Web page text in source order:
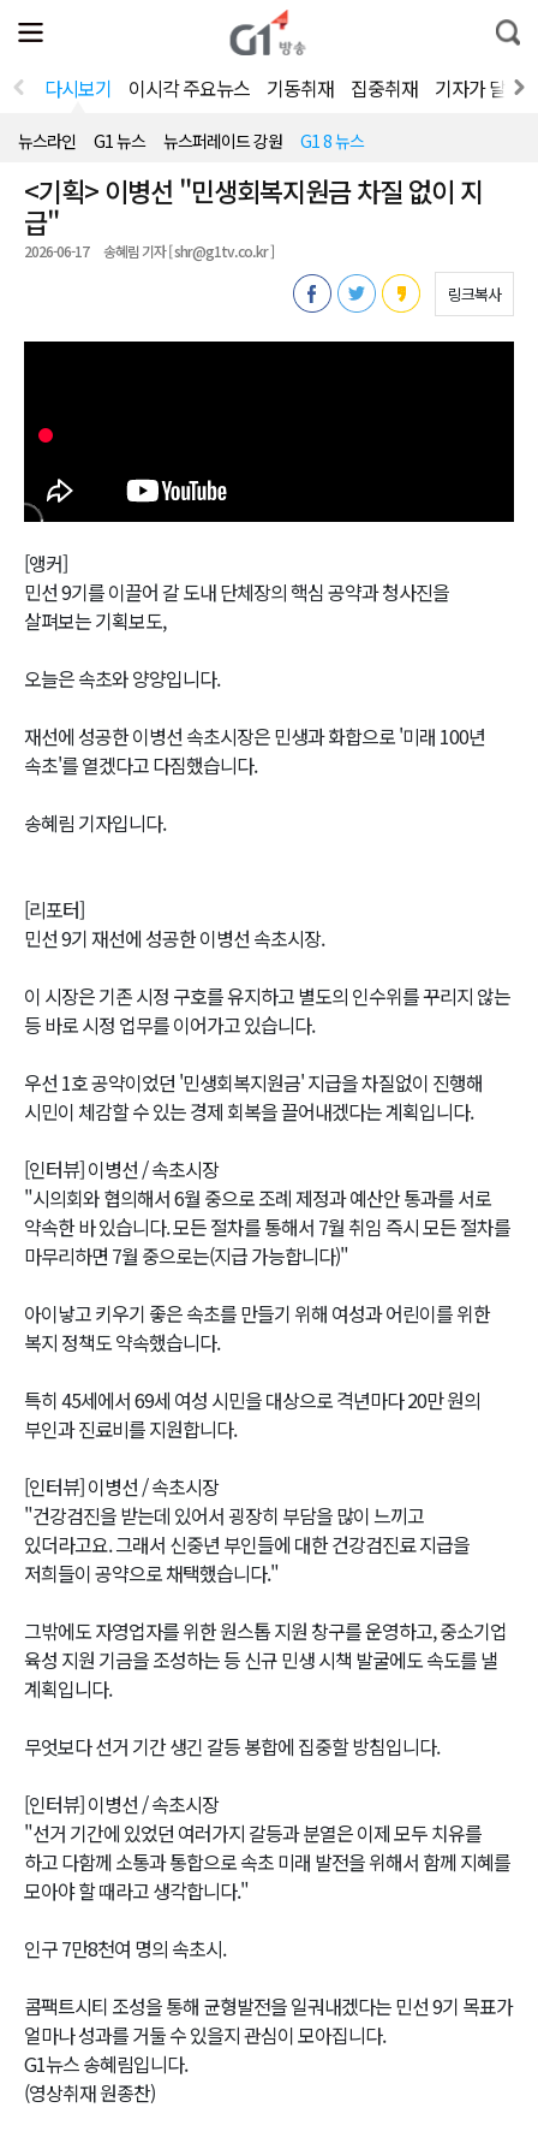
전
체
뉴
열
통
합
색
다시보기 이시각 주요뉴스 기동취재 집중취재 기자가 달려
뉴스라인 G1 뉴스 뉴스퍼레이드 강원 G1 8 뉴스
<기획> 이병선 "민생회복지원금 차질 없이 지
급"
2026-06-17 송혜림 기자 [ shr@g1tv.co.kr ]
링크복사
[앵커]
민선 9기를 이끌어 갈 도내 단체장의 핵심 공약과 청사진을
살펴보는 기획보도,
오늘은 속초와 양양입니다.
재선에 성공한 이병선 속초시장은 민생과 화합으로 '미래 100년
속초'를 열겠다고 다짐했습니다.
송혜림 기자입니다.
[리포터]
민선 9기 재선에 성공한 이병선 속초시장.
이 시장은 기존 시정 구호를 유지하고 별도의 인수위를 꾸리지 않는
등 바로 시정 업무를 이어가고 있습니다.
우선 1호 공약이었던 '민생회복지원금' 지급을 차질없이 진행해
시민이 체감할 수 있는 경제 회복을 끌어내겠다는 계획입니다.
[인터뷰] 이병선 / 속초시장
"시의회와 협의해서 6월 중으로 조례 제정과 예산안 통과를 서로
약속한 바 있습니다. 모든 절차를 통해서 7월 취임 즉시 모든 절차를
마무리하면 7월 중으로는(지급 가능합니다)"
아이낳고 키우기 좋은 속초를 만들기 위해 여성과 어린이를 위한
복지 정책도 약속했습니다.
특히 45세에서 69세 여성 시민을 대상으로 격년마다 20만 원의
부인과 진료비를 지원합니다.
[인터뷰] 이병선 / 속초시장
"건강검진을 받는데 있어서 굉장히 부담을 많이 느끼고
있더라고요. 그래서 신중년 부인들에 대한 건강검진료 지급을
저희들이 공약으로 채택했습니다."
그밖에도 자영업자를 위한 원스톱 지원 창구를 운영하고, 중소기업
육성 지원 기금을 조성하는 등 신규 민생 시책 발굴에도 속도를 낼
계획입니다.
무엇보다 선거 기간 생긴 갈등 봉합에 집중할 방침입니다.
[인터뷰] 이병선 / 속초시장
"선거 기간에 있었던 여러가지 갈등과 분열은 이제 모두 치유를
하고 다함께 소통과 통합으로 속초 미래 발전을 위해서 함께 지혜를
모아야 할 때라고 생각합니다."
인구 7만8천여 명의 속초시.
콤팩트시티 조성을 통해 균형발전을 일궈내겠다는 민선 9기 목표가
얼마나 성과를 거둘 수 있을지 관심이 모아집니다.
G1뉴스 송혜림입니다.
(영상취재 원종찬)